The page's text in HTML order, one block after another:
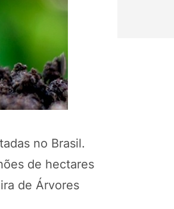
no Brasil.
de hectares
de Árvores